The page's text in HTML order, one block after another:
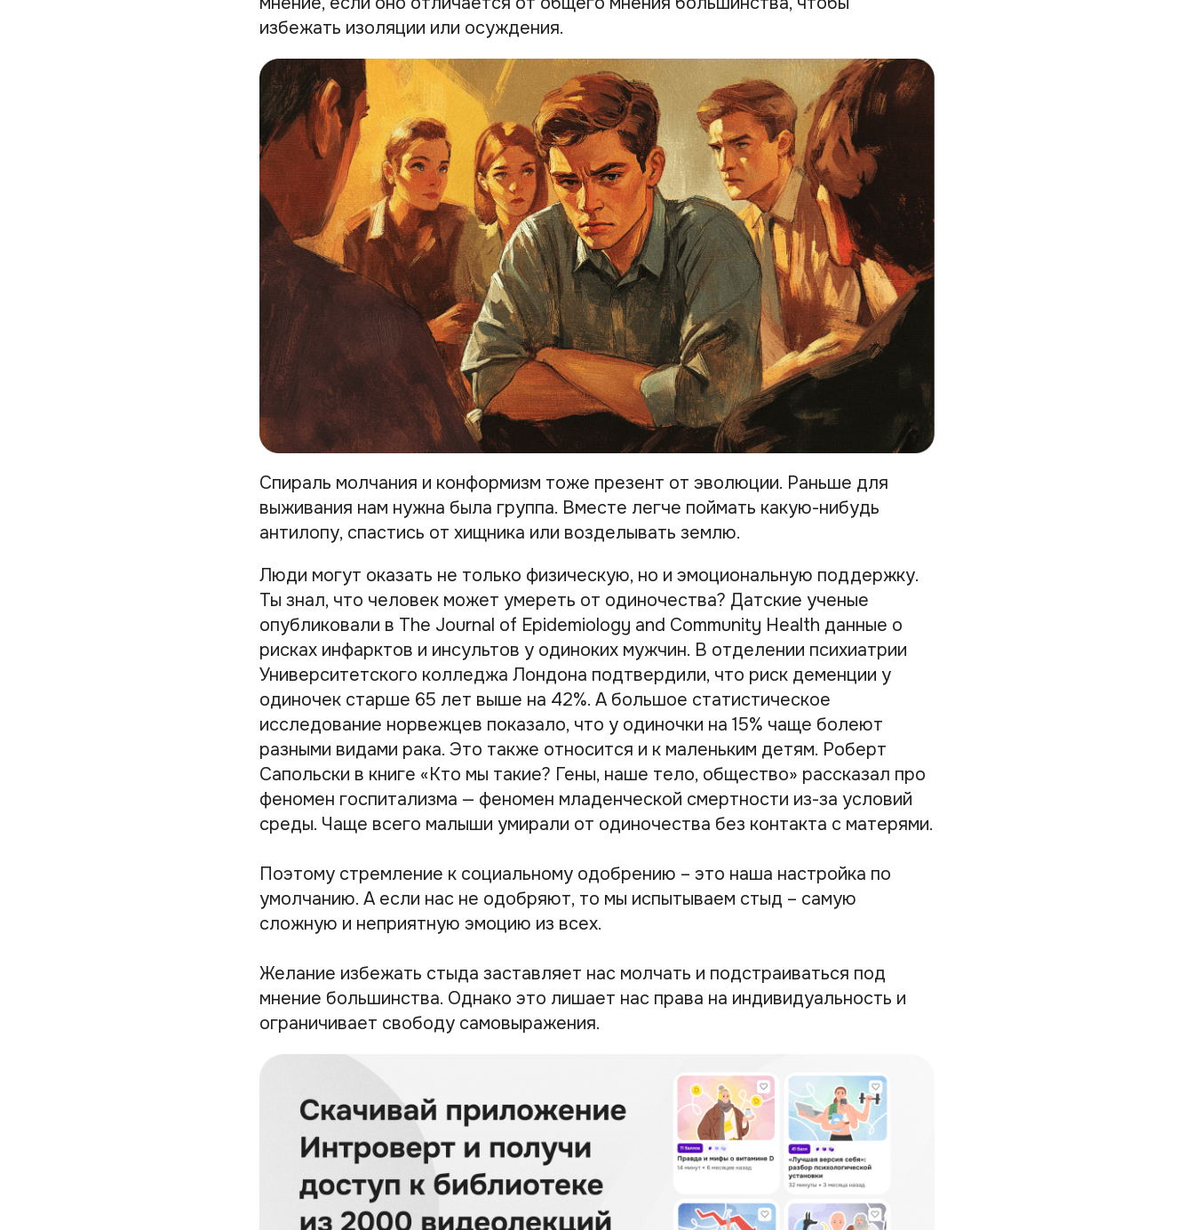
избежать изоляции или осуждения.
Спираль молчания и конформизм тоже презент от эволюции. Раньше для
выживания нам нужна была группа. Вместе легче поймать какую-нибудь
антилопу, спастись от хищника или возделывать землю.
Люди могут оказать не только физическую, но и эмоциональную поддержку.
Ты знал, что человек может умереть от одиночества? Датские ученые
опубликовали в The Journal of Epidemiology and Community Health данные о
рисках инфарктов и инсультов у одиноких мужчин. В отделении психиатрии
Университетского колледжа Лондона подтвердили, что риск деменции у
одиночек старше 65 лет выше на 42%. А большое статистическое
исследование норвежцев показало, что у одиночки на 15% чаще болеют
разными видами рака. Это также относится и к маленьким детям. Роберт
Сапольски в книге «‎Кто мы такие? Гены, наше тело, общество» рассказал про
феномен госпитализма — феномен младенческой смертности из-за условий
среды. Чаще всего малыши умирали от одиночества без контакта с матерями.
Поэтому стремление к социальному одобрению – это наша настройка по
умолчанию. А если нас не одобряют, то мы испытываем стыд – самую
сложную и неприятную эмоцию из всех.
Желание избежать стыда заставляет нас молчать и подстраиваться под
мнение большинства. Однако это лишает нас права на индивидуальность и
ограничивает свободу самовыражения.